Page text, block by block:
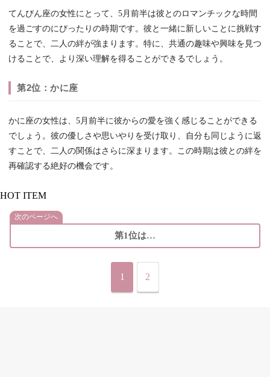
てんびん座の女性にとって、5月前半は彼とのロマンチックな時間
を過ごすのにぴったりの時期です。彼と一緒に新しいことに挑戦す
ることで、二人の絆が強まります。特に、共通の趣味や興味を見つ
けることで、より深い理解を得ることができるでしょう。
第2位：かに座
かに座の女性は、5月前半に彼からの愛を強く感じることができる
でしょう。彼の優しさや思いやりを受け取り、自分も同じように返
すことで、二人の関係はさらに深まります。この時期は彼との絆を
再確認する絶好の機会です。
HOT ITEM
次のページへ
第1位は…
1 2